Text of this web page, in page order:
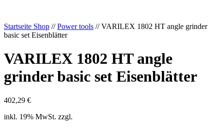
Startseite Shop //Power tools // VARILEX 1802 HT angle grinder
basic set Eisenblätter
VARILEX 1802 HT angle
grinder basic set Eisenblätter
402,29 €
inkl. 19% MwSt. zzgl.